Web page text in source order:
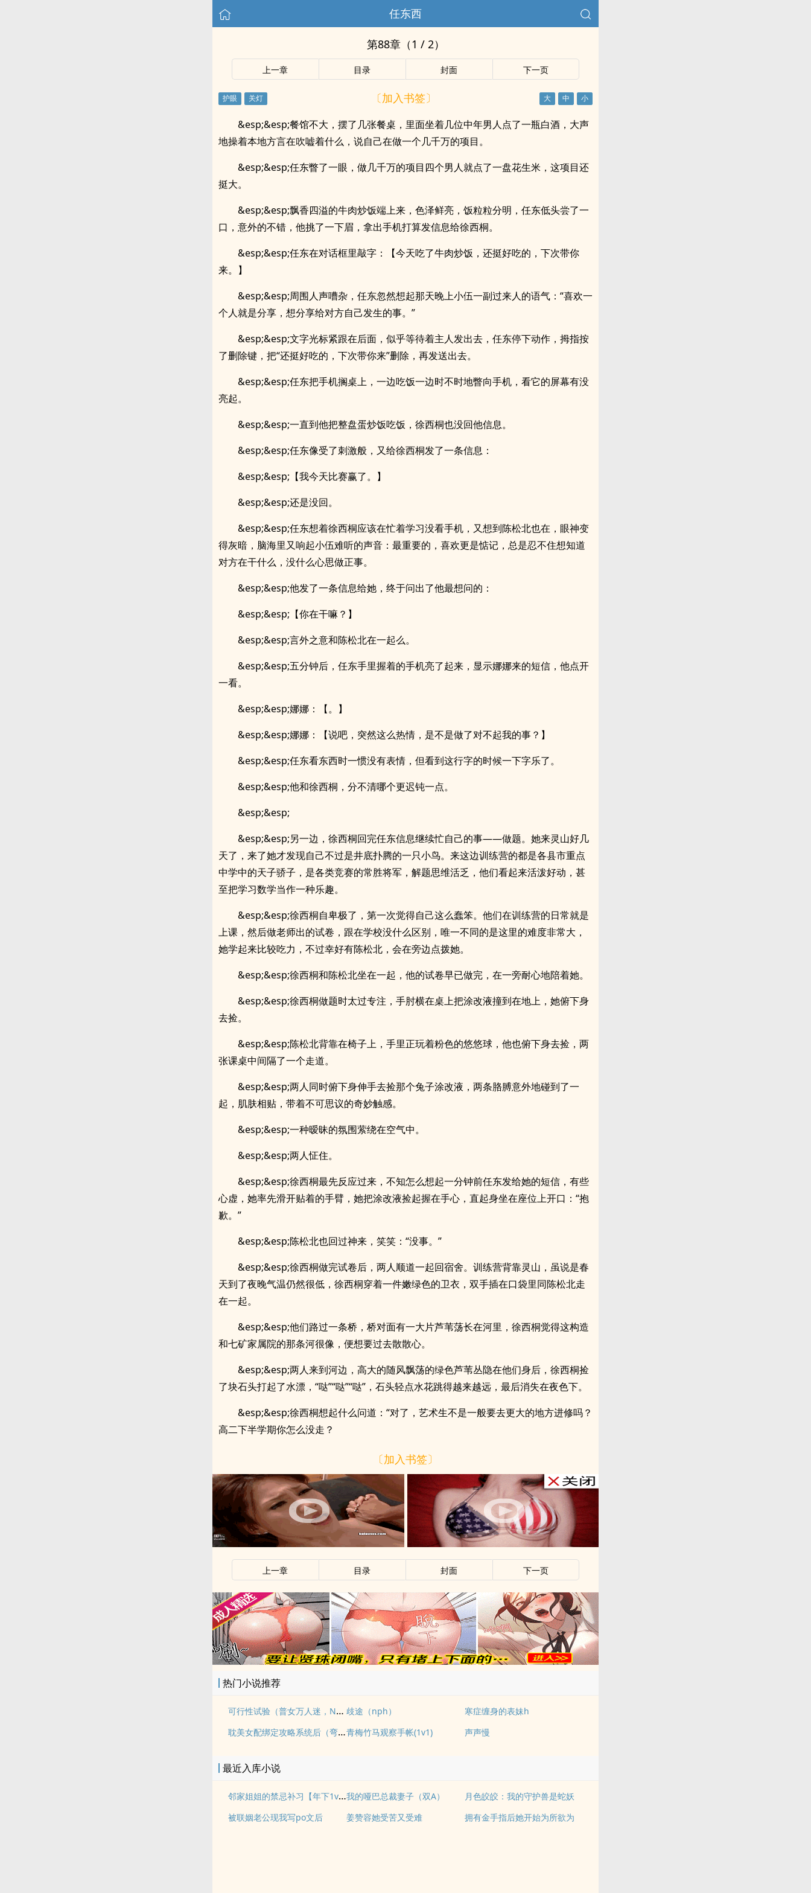
任东西
第88章（1 / 2）
上一章 目录 封面 下一页
〔加入书签〕
&esp;&esp;餐馆不大，摆了几张餐桌，里面坐着几位中年男人点了一瓶白酒，大声
地操着本地方言在吹嘘着什么，说自己在做一个几千万的项目。
&esp;&esp;任东瞥了一眼，做几千万的项目四个男人就点了一盘花生米，这项目还
挺大。
&esp;&esp;飘香四溢的牛肉炒饭端上来，色泽鲜亮，饭粒粒分明，任东低头尝了一
口，意外的不错，他挑了一下眉，拿出手机打算发信息给徐西桐。
&esp;&esp;任东在对话框里敲字：【今天吃了牛肉炒饭，还挺好吃的，下次带你
来。】
&esp;&esp;周围人声嘈杂，任东忽然想起那天晚上小伍一副过来人的语气：“喜欢一
个人就是分享，想分享给对方自己发生的事。”
&esp;&esp;文字光标紧跟在后面，似乎等待着主人发出去，任东停下动作，拇指按
了删除键，把“还挺好吃的，下次带你来”删除，再发送出去。
&esp;&esp;任东把手机搁桌上，一边吃饭一边时不时地瞥向手机，看它的屏幕有没
亮起。
&esp;&esp;一直到他把整盘蛋炒饭吃饭，徐西桐也没回他信息。
&esp;&esp;任东像受了刺激般，又给徐西桐发了一条信息：
&esp;&esp;【我今天比赛赢了。】
&esp;&esp;还是没回。
&esp;&esp;任东想着徐西桐应该在忙着学习没看手机，又想到陈松北也在，眼神变
得灰暗，脑海里又响起小伍难听的声音：最重要的，喜欢更是惦记，总是忍不住想知道
对方在干什么，没什么心思做正事。
&esp;&esp;他发了一条信息给她，终于问出了他最想问的：
&esp;&esp;【你在干嘛？】
&esp;&esp;言外之意和陈松北在一起么。
&esp;&esp;五分钟后，任东手里握着的手机亮了起来，显示娜娜来的短信，他点开
一看。
&esp;&esp;娜娜：【。】
&esp;&esp;娜娜：【说吧，突然这么热情，是不是做了对不起我的事？】
&esp;&esp;任东看东西时一惯没有表情，但看到这行字的时候一下字乐了。
&esp;&esp;他和徐西桐，分不清哪个更迟钝一点。
&esp;&esp;
&esp;&esp;另一边，徐西桐回完任东信息继续忙自己的事——做题。她来灵山好几
天了，来了她才发现自己不过是井底扑腾的一只小鸟。来这边训练营的都是各县市重点
中学中的天子骄子，是各类竞赛的常胜将军，解题思维活乏，他们看起来活泼好动，甚
至把学习数学当作一种乐趣。
&esp;&esp;徐西桐自卑极了，第一次觉得自己这么蠢笨。他们在训练营的日常就是
上课，然后做老师出的试卷，跟在学校没什么区别，唯一不同的是这里的难度非常大，
她学起来比较吃力，不过幸好有陈松北，会在旁边点拨她。
&esp;&esp;徐西桐和陈松北坐在一起，他的试卷早已做完，在一旁耐心地陪着她。
&esp;&esp;徐西桐做题时太过专注，手肘横在桌上把涂改液撞到在地上，她俯下身
去捡。
&esp;&esp;陈松北背靠在椅子上，手里正玩着粉色的悠悠球，他也俯下身去捡，两
张课桌中间隔了一个走道。
&esp;&esp;两人同时俯下身伸手去捡那个兔子涂改液，两条胳膊意外地碰到了一
起，肌肤相贴，带着不可思议的奇妙触感。
&esp;&esp;一种暧昧的氛围萦绕在空气中。
&esp;&esp;两人怔住。
&esp;&esp;徐西桐最先反应过来，不知怎么想起一分钟前任东发给她的短信，有些
心虚，她率先滑开贴着的手臂，她把涂改液捡起握在手心，直起身坐在座位上开口：“抱
歉。”
&esp;&esp;陈松北也回过神来，笑笑：“没事。”
&esp;&esp;徐西桐做完试卷后，两人顺道一起回宿舍。训练营背靠灵山，虽说是春
天到了夜晚气温仍然很低，徐西桐穿着一件嫩绿色的卫衣，双手插在口袋里同陈松北走
在一起。
&esp;&esp;他们路过一条桥，桥对面有一大片芦苇荡长在河里，徐西桐觉得这构造
和七矿家属院的那条河很像，便想要过去散散心。
&esp;&esp;两人来到河边，高大的随风飘荡的绿色芦苇丛隐在他们身后，徐西桐捡
了块石头打起了水漂，“哒”“哒”“哒”，石头轻点水花跳得越来越远，最后消失在夜色下。
&esp;&esp;徐西桐想起什么问道：“对了，艺术生不是一般要去更大的地方进修吗？
高二下半学期你怎么没走？
〔加入书签〕
上一章 目录 封面 下一页
热门小说推荐
可行性试验（普女万人迷，NPH） 歧途（nph） 寒症缠身的表妹h
耽美女配绑定攻略系统后（弯掰直）青梅竹马观察手帐(1v1) 声声慢
最近入库小说
邻家姐姐的禁忌补习【年下1v1】我的哑巴总裁妻子（双A）
月色皎皎：我的守护兽是蛇妖
被联姻老公现我写po文后
姜赞容她受苦又受难 拥有金手指后她开始为所欲为